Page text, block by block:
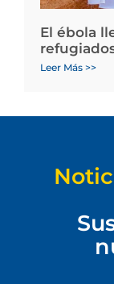
El ébola
Leer Más >>